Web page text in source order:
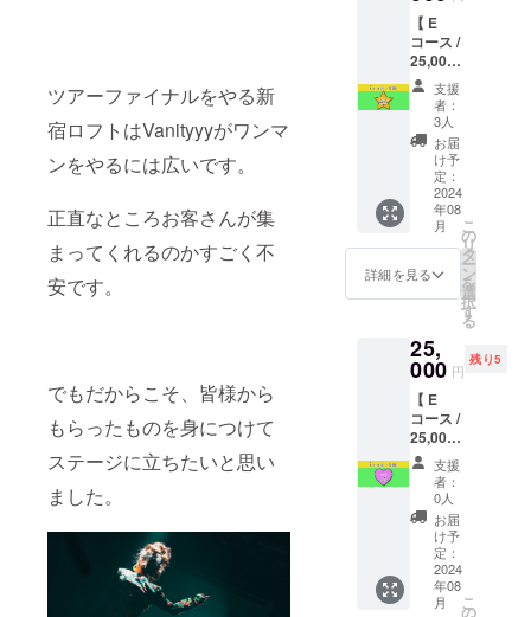
ツアーファイナルをやる新
宿ロフトはVanityyyがワンマ
ンをやるには広いです。
正直なところお客さんが集
まってくれるのかすごく不
安です。
でもだからこそ、皆様から
もらったものを身につけて
ステージに立ちたいと思い
ました。
アコー
ス
ティッ
クユ
ニッ
ト）に
よる出
演がメ
インに
なる
アット
ホーム
でコア
ター
パー
加いた
だけま
す。当
日は受
付でお
名前を
お伝え
くださ
い。入
場時に
別途
2Drink
がかか
ります
ス。当
日ぎゃ
うの晴
れ姿を
会場で
ぜひ見
守って
くださ
い。チ
ケット
の発送
は7月上
旬の予
定で、
別にな
りま
す。当
日は別
途
1Drink
代がか
かりま
すので
ご了承
くださ
い。 ※
クレ
ジット
クレ
ジット
付きポ
スト
カード
（見開
きタイ
プ
200mm
×148m
m予
定） ・
ロフト
のチ
ケット
ティー
招待券
スに加
え、翌
日
8/3(土)
豪徳寺
leafroo
mで行
われる
アフ
ター
パー
ティー
【 E
コース /
25,000
円②ア
フター
パー
ティー
Vanityy
yライブ
に演奏
又は歌
で参加
できま
す】 ・
パー
ティー
で
Vanityy
yライブ
に参加
できる
フトの
翌日
8/3(土)
豪徳寺
leafroo
mで行
われる
支援
者：
3人
お届
け予
定：
2024
年08
月
詳細を見る
こ
の
リ
タ
ー
ン
を
選
択
す
る
25,
000 円
残り5
【 E
コース /
25,000
円③ロ
フトワ
ンマン
に一曲
リクエ
ストで
きま
す】 ・
ロフト
支援
者：
0人
お届
け予
定：
2024
年08
月
こ
の